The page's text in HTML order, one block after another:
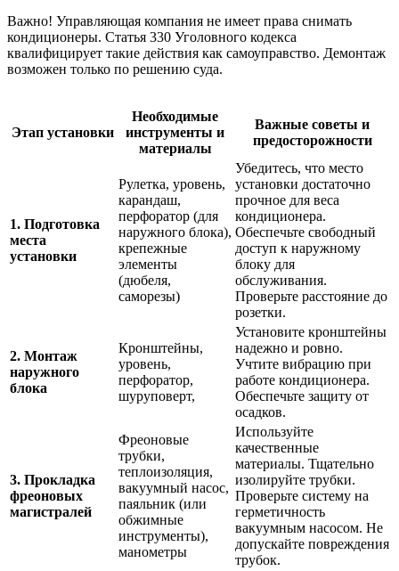
Важно! Управляющая компания не имеет права снимать
кондиционеры. Статья 330 Уголовного кодекса
квалифицирует такие действия как самоуправство. Демонтаж
возможен только по решению суда.
Этап установки
Необходимые
инструменты и
материалы
Важные советы и
предосторожности
1. Подготовка
места
установки
Рулетка, уровень,
карандаш,
перфоратор (для
наружного блока),
крепежные
элементы
(дюбеля,
саморезы)
Убедитесь, что место
установки достаточно
прочное для веса
кондиционера.
Обеспечьте свободный
доступ к наружному
блоку для
обслуживания.
Проверьте расстояние до
розетки.
2. Монтаж
наружного
блока
Кронштейны,
уровень,
перфоратор,
шуруповерт,
Установите кронштейны
надежно и ровно.
Учтите вибрацию при
работе кондиционера.
Обеспечьте защиту от
осадков.
3. Прокладка
фреоновых
магистралей
Фреоновые
трубки,
теплоизоляция,
вакуумный насос,
паяльник (или
обжимные
инструменты),
манометры
Используйте
качественные
материалы. Тщательно
изолируйте трубки.
Проверьте систему на
герметичность
вакуумным насосом. Не
допускайте повреждения
трубок.